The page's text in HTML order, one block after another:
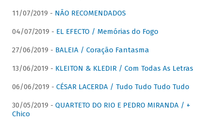
11/07/2019 - NÃO RECOMENDADOS
04/07/2019 - EL EFECTO / Memórias do Fogo
27/06/2019 - BALEIA / Coração Fantasma
13/06/2019 - KLEITON & KLEDIR / Com Todas As Letras
06/06/2019 - CÉSAR LACERDA / Tudo Tudo Tudo Tudo
30/05/2019 - QUARTETO DO RIO E PEDRO MIRANDA / +
Chico